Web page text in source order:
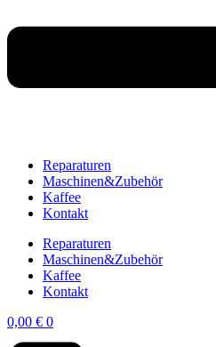
Reparaturen
Maschinen&Zubehör
Kaffee
Kontakt
Reparaturen
Maschinen&Zubehör
Kaffee
Kontakt
0,00 € 0